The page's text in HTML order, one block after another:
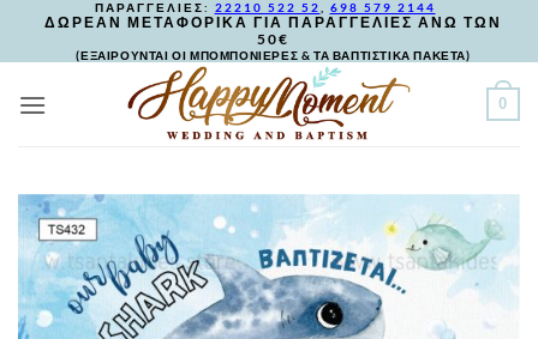
ΠΑΡΑΓΓΕΛΙΕΣ: 22210 522 52 698 579 2144
ΔΩΡΕΑΝ ΜΕΤΑΦΟΡΙΚΑ ΓΙΑ ΠΑΡΑΓΓΕΛΙΕΣ ΑΝΩ ΤΩΝ
50€
(ΕΞΑΙΡΟΥΝΤΑΙ ΟΙ ΜΠΟΜΠΟΝΙΕΡΕΣ & ΤΑ ΒΑΠΤΙΣΤΙΚΑ ΠΑΚΕΤΑ)
0